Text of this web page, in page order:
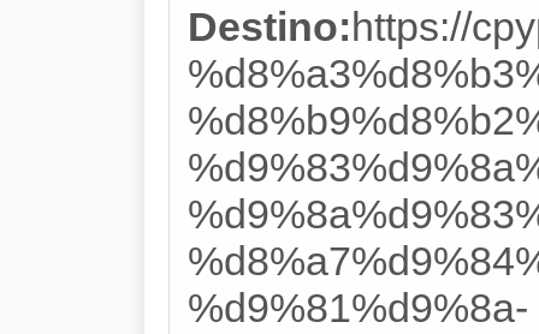
Destino:https://
%d9%81%d9%8a-